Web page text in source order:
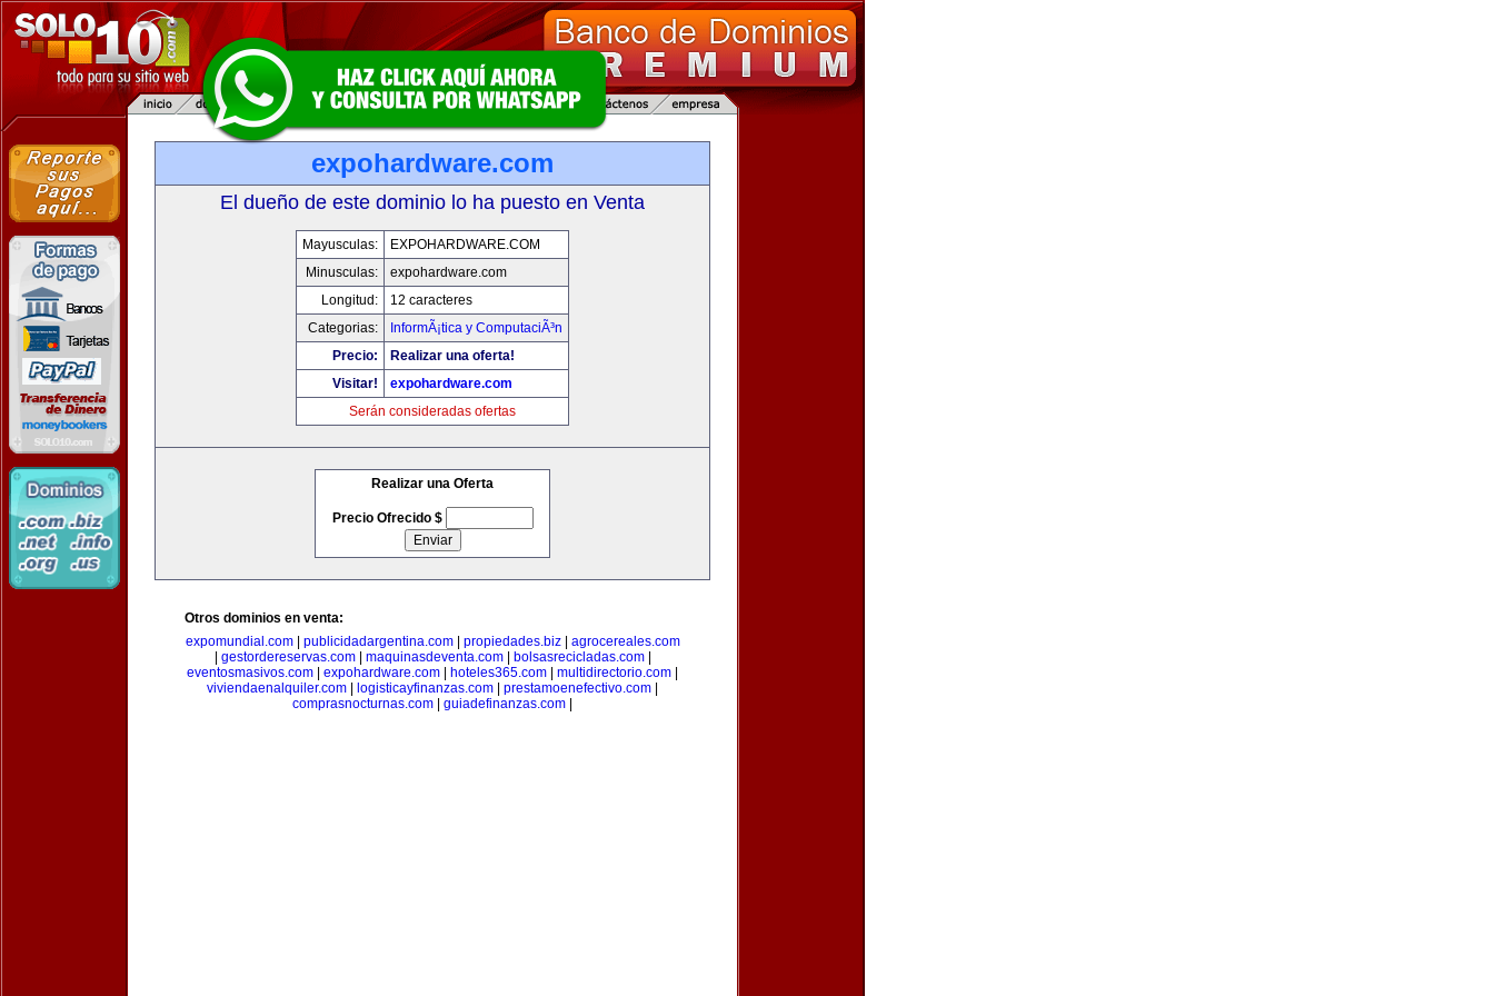
expohardware.com
El dueño de este dominio lo ha puesto en Venta
Mayusculas:
EXPOHARDWARE.COM
Minusculas:
expohardware.com
Longitud:
12 caracteres
Categorias:
InformÃ¡tica y ComputaciÃ³n
Precio:
Realizar una oferta!
Visitar!
expohardware.com
Serán consideradas ofertas
Realizar una Oferta
Precio Ofrecido $
Otros dominios en venta:
expomundial.com| publicidadargentina.com| propiedades.biz| agrocereales.com
gestordereservas.com| maquinasdeventa.com| bolsasrecicladas.com|
eventosmasivos.com
expohardware.com hoteles365.com multidirectorio.com
viviendaenalquiler.com
logisticayfinanzas.com prestamoenefectivo.com
comprasnocturnas.com
guiadefinanzas.com